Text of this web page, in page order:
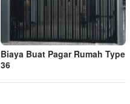
Biaya Buat Pagar Rumah Type
36